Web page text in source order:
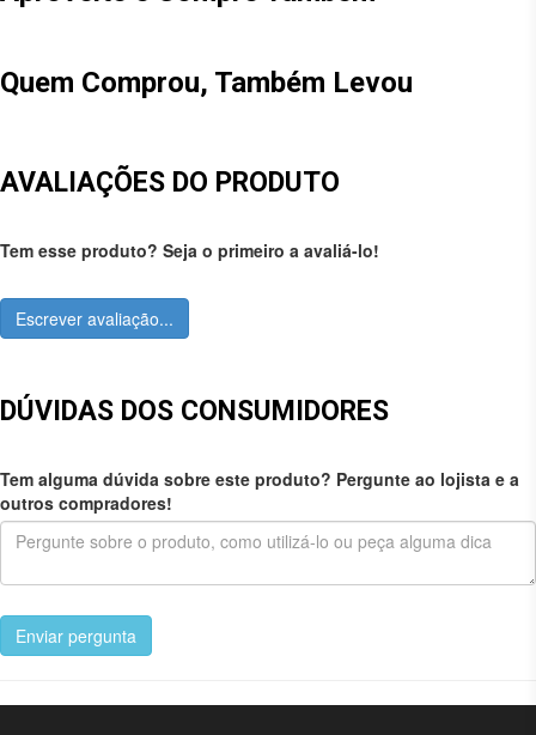
Quem Comprou, Também Levou
AVALIAÇÕES DO PRODUTO
Tem esse produto? Seja o primeiro a avaliá-lo!
Escrever avaliação...
DÚVIDAS DOS CONSUMIDORES
Tem alguma dúvida sobre este produto? Pergunte ao lojista e a
outros compradores!
Enviar pergunta